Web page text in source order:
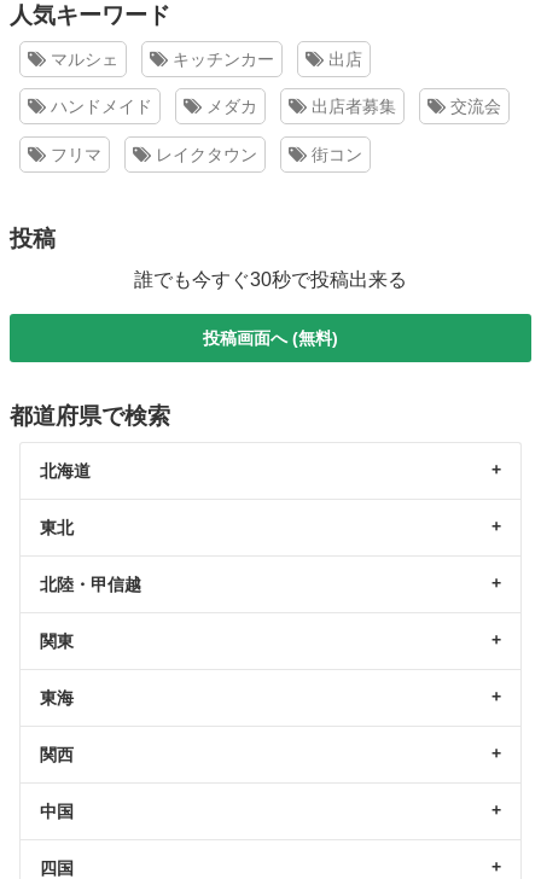
人気キーワード
マルシェ キッチンカー 出店
ハンドメイド メダカ 出店者募集 交流会
フリマ レイクタウン 街コン
投稿
誰でも今すぐ30秒で投稿出来る
投稿画面へ (無料)
都道府県で検索
北海道
東北
北陸・甲信越
関東
東海
関西
中国
四国